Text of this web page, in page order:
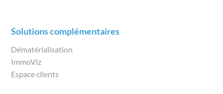
Solutions complémentaires
Dématérialisation
ImmoViz
Espace clients